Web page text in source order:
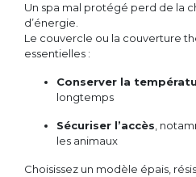
Un spa mal protégé perd de la
d’énergie.
Le couvercle ou la couverture
essentielles :
Conserver la
longtemps
Sécuriser l’accès ,
les animaux
Choisissez un modèle épais,